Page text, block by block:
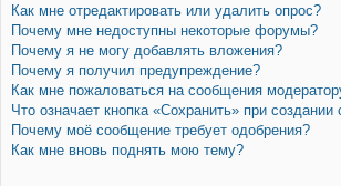
Как мне отредактировать или удалить опрос?
Почему мне недоступны некоторые форумы?
Почему я не могу добавлять вложения?
Почему я получил предупреждение?
Как мне пожаловаться на сообщения
Что означает кнопка «Сохранить» при
Почему моё сообщение требует одобрения?
Как мне вновь поднять мою тему?